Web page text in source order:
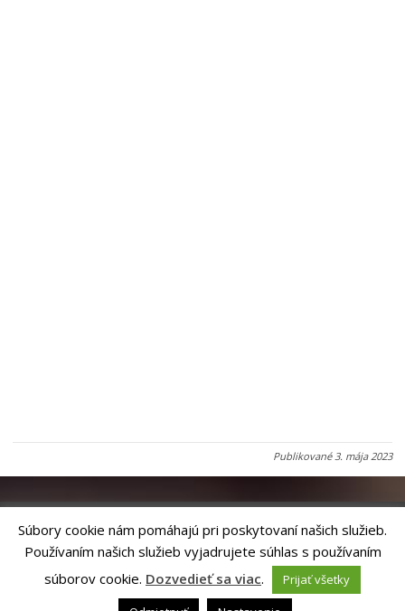
Publikované 3. mája 2023
RiešenieANTIK SMART CITY
| Technický prevádzkovateľ – MVI
Technology, s.r.o.
Správca webového sídla: Mesto Levoča, Námestie Majstra Pavla 4, 054 01
webmaster@levoca.sk|Vyhlásenie o prístupnosti
Súbory cookie nám pomáhajú pri poskytovaní našich služieb.
Používaním našich služieb vyjadrujete súhlas s používaním
súborov cookie. Dozvedieť sa viac.
Prijať všetky